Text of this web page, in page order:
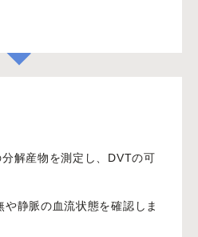
解産物を測定し、DVTの可
や静脈の血流状態を確認しま